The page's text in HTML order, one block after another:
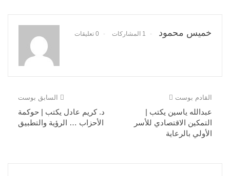
خميس محمود 1 المشاركات 0 تعليقات
السابق بوست
د. كريم عادل يكتب | حوكمة
الأحزاب … الرؤية والتطبيق
القادم بوست
عبدالله ياسين يكتب |
التمكين الاقتصادي للأسر
الأولي بالرعاية